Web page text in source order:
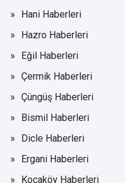
Hani Haberleri
Hazro Haberleri
Eğil Haberleri
Çermik Haberleri
Çüngüş Haberleri
Bismil Haberleri
Dicle Haberleri
Ergani Haberleri
Kocaköy Haberleri